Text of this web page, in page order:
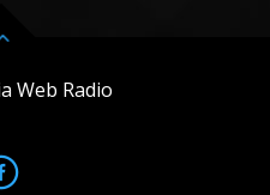
Web Radio